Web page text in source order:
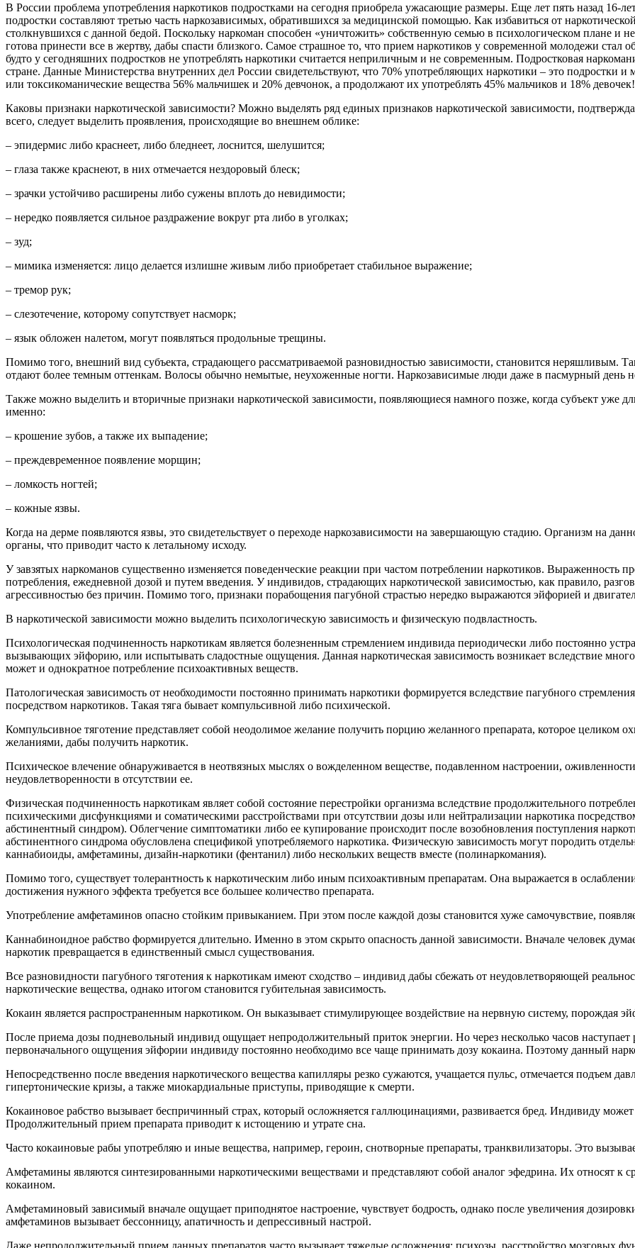
В России проблема употребления наркотиков подростками на сегодня приобрела ужасающие размеры. Еще лет пять назад 16-
подростки составляют третью часть наркозависимых, обратившихся за медицинской помощью. Как избавиться от
столкнувшихся с данной бедой. Поскольку наркоман способен «уничтожить» собственную семью в психологическом плане и
готова принести все в жертву, дабы спасти близкого. Самое страшное то, что прием наркотиков у современной молодежи
будто у сегодняшних подростков не употреблять наркотики считается неприличным и не современным. Подростковая
стране. Данные Министерства внутренних дел России свидетельствуют, что 70% употребляющих наркотики – это подростки
или токсикоманические вещества 56% мальчишек и 20% девчонок, а продолжают их употреблять 45% мальчиков и 18% девочек!
Каковы признаки наркотической зависимости? Можно выделять ряд единых признаков наркотической зависимости,
всего, следует выделить проявления, происходящие во внешнем облике:
– эпидермис либо краснеет, либо бледнеет, лоснится, шелушится;
– глаза также краснеют, в них отмечается нездоровый блеск;
– зрачки устойчиво расширены либо сужены вплоть до невидимости;
– нередко появляется сильное раздражение вокруг рта либо в уголках;
– зуд;
– мимика изменяется: лицо делается излишне живым либо приобретает стабильное выражение;
– тремор рук;
– слезотечение, которому сопутствует насморк;
– язык обложен налетом, могут появляться продольные трещины.
Помимо того, внешний вид субъекта, страдающего рассматриваемой разновидностью зависимости, становится неряшливым.
отдают более темным оттенкам. Волосы обычно немытые, неухоженные ногти. Наркозависимые люди даже в пасмурный день
Также можно выделить и вторичные признаки наркотической зависимости, появляющиеся намного позже, когда субъект уже
именно:
– крошение зубов, а также их выпадение;
– преждевременное появление морщин;
– ломкость ногтей;
– кожные язвы.
Когда на дерме появляются язвы, это свидетельствует о переходе наркозависимости на завершающую стадию. Организм на
органы, что приводит часто к летальному исходу.
У завзятых наркоманов существенно изменяется поведенческие реакции при частом потреблении наркотиков. Выраженность
потребления, ежедневной дозой и путем введения. У индивидов, страдающих наркотической зависимостью, как правило,
агрессивностью без причин. Помимо того, признаки порабощения пагубной страстью нередко выражаются эйфорией и
В наркотической зависимости можно выделить психологическую зависимость и физическую подвластность.
Психологическая подчиненность наркотикам является болезненным стремлением индивида периодически либо постоянно
вызывающих эйфорию, или испытывать сладостные ощущения. Данная наркотическая зависимость возникает вследствие
может и однократное потребление психоактивных веществ.
Патологическая зависимость от необходимости постоянно принимать наркотики формируется вследствие пагубного
посредством наркотиков. Такая тяга бывает компульсивной либо психической.
Компульсивное тяготение представляет собой неодолимое желание получить порцию желанного препарата, которое целиком
желаниями, дабы получить наркотик.
Психическое влечение обнаруживается в неотвязных мыслях о вожделенном веществе, подавленном настроении,
неудовлетворенности в отсутствии ее.
Физическая подчиненность наркотикам являет собой состояние перестройки организма вследствие продолжительного
психическими дисфункциями и соматическими расстройствами при отсутствии дозы или нейтрализации наркотика
абстинентный синдром). Облегчение симптоматики либо ее купирование происходит после возобновления поступления
абстинентного синдрома обусловлена спецификой употребляемого наркотика. Физическую зависимость могут породить
каннабиоиды, амфетамины, дизайн-наркотики (фентанил) либо нескольких веществ вместе (полинаркомания).
Помимо того, существует толерантность к наркотическим либо иным психоактивным препаратам. Она выражается в
достижения нужного эффекта требуется все большее количество препарата.
Употребление амфетаминов опасно стойким привыканием. При этом после каждой дозы становится хуже самочувствие,
Каннабиноидное рабство формируется длительно. Именно в этом скрыто опасность данной зависимости. Вначале человек
наркотик превращается в единственный смысл существования.
Все разновидности пагубного тяготения к наркотикам имеют сходство – индивид дабы сбежать от неудовлетворяющей
наркотические вещества, однако итогом становится губительная зависимость.
Кокаин является распространенным наркотиком. Он выказывает стимулирующее воздействие на нервную систему, порождая
После приема дозы подневольный индивид ощущает непродолжительный приток энергии. Но через несколько часов наступает
первоначального ощущения эйфории индивиду постоянно необходимо все чаще принимать дозу кокаина. Поэтому данный
Непосредственно после введения наркотического вещества капилляры резко сужаются, учащается пульс, отмечается подъем
гипертонические кризы, а также миокардиальные приступы, приводящие к смерти.
Кокаиновое рабство вызывает беспричинный страх, который осложняется галлюцинациями, развивается бред. Индивиду
Продолжительный прием препарата приводит к истощению и утрате сна.
Часто кокаиновые рабы употребляю и иные вещества, например, героин, снотворные препараты, транквилизаторы. Это
Амфетамины являются синтезированными наркотическими веществами и представляют собой аналог эфедрина. Их относят к
кокаином.
Амфетаминовый зависимый вначале ощущает приподнятое настроение, чувствует бодрость, однако после увеличения
амфетаминов вызывает бессонницу, апатичность и депрессивный настрой.
Даже непродолжительный прием данных препаратов часто вызывает тяжелые осложнения: психозы, расстройство мозговых